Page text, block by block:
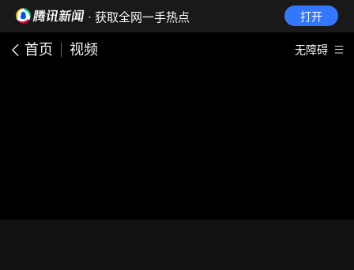
· 获取全网一手热点 打开
首页 视频 无障碍